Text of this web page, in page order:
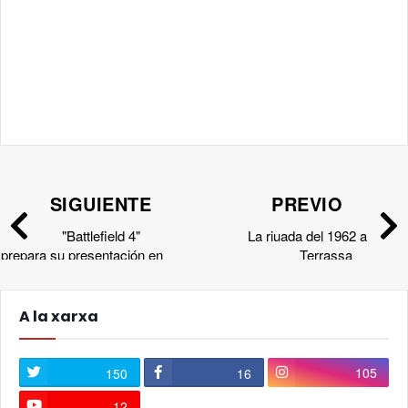
SIGUIENTE
"Battlefield 4"
prepara su presentación en
PREVIO
La riuada del 1962 a
Terrassa
A la xarxa
150 16
105